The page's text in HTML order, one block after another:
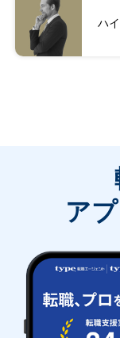
ハ
ア